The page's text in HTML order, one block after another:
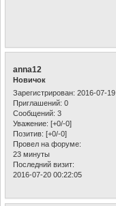
anna12
Новичок
Зарегистрирован: 2016-07-19
Приглашений: 0
Сообщений: 3
Уважение: [+0/-0]
Позитив: [+0/-0]
Провел на форуме:
23 минуты
Последний визит:
2016-07-20 00:22:05